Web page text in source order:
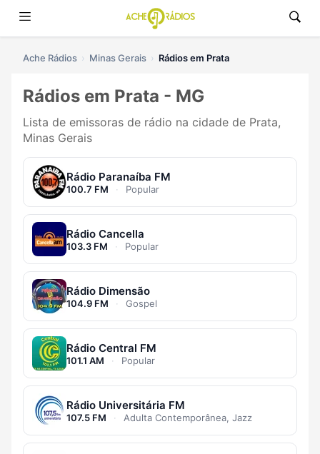
Ache Rádios Minas Gerais Rádios em Prata
Rádios em Prata - MG
Lista de emissoras de rádio na cidade de Prata,
Minas Gerais
Rádio Paranaíba FM
100.7 FM · Popular
Rádio Cancella
103.3 FM · Popular
Rádio Dimensão
104.9 FM · Gospel
Rádio Central FM
101.1 AM · Popular
Rádio Universitária FM
107.5 FM · Adulta Contemporânea, Jazz